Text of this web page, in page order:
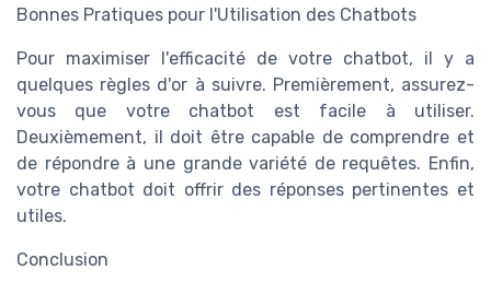
Bonnes Pratiques pour l'Utilisation des Chatbots
Pour maximiser l'efficacité de votre chatbot, il y a
quelques règles d'or à suivre. Premièrement, assurez-
vous que votre chatbot est facile à utiliser.
Deuxièmement, il doit être capable de comprendre et
de répondre à une grande variété de requêtes. Enfin,
votre chatbot doit offrir des réponses pertinentes et
utiles.
Conclusion